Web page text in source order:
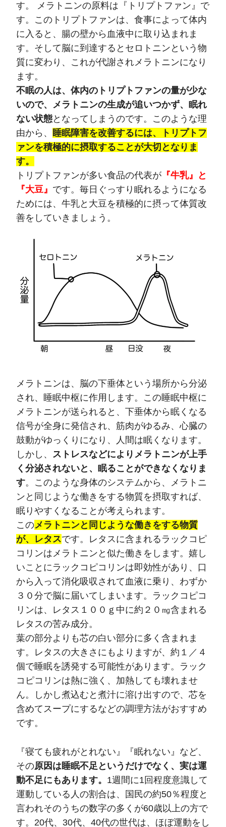
す。 メラトニンの原料は『トリプトファン』で
す。このトリプトファンは、食事によって体内
に入ると、腸の壁から血液中に取り込まれま
す。そして脳に到達するとセロトニンという物
質に変わり、これが代謝されメラトニンになり
ます。
不眠の人は、体内のトリプトファンの量が少な
いので、メラトニンの生成が追いつかず、眠れ
ない状態となってしまうのです。このような理
由から、 睡眠障害を改善するには、トリプトフ
ァンを積極的に摂取することが大切となりま
す。
トリプトファンが多い食品の代表が 『牛乳』と
『大豆』 です。毎日ぐっすり眠れるようになる
ためには、牛乳と大豆を積極的に摂って体質改
善をしていきましょう。
メラトニンは、脳の下垂体という場所から分泌
され、睡眠中枢に作用します。この睡眠中枢に
メラトニンが送られると、下垂体から眠くなる
信号が全身に発信され、筋肉がゆるみ、心臓の
鼓動がゆっくりになり、人間は眠くなります。
しかし、 ストレスなどによりメラトニンが上手
く分泌されないと、眠ることができなくなりま
す。このような身体のシステムから、メラトニ
ンと同じような働きをする物質を摂取すれば、
眠りやすくなることが考えられます。
このメラトニンと同じような働きをする物質
が、レタスです。レタスに含まれるラックコピ
コリンはメラトニンと似た働きをします。嬉し
いことにラックコピコリンは即効性があり、口
から入って消化吸収されて血液に乗り、わずか
３０分で脳に届いてしまいます。ラックコピコ
リンは、レタス１００ｇ中に約２０㎎含まれる
レタスの苦み成分。
葉の部分よりも芯の白い部分に多く含まれま
す。レタスの大きさにもよりますが、約１／４
個で睡眠を誘発する可能性があります。ラック
コピコリンは熱に強く、加熱しても壊れませ
ん。しかし煮込むと煮汁に溶け出すので、芯を
含めてスープにするなどの調理方法がおすすめ
です。
『寝ても疲れがとれない』『眠れない』など、
その原因は睡眠不足というだけでなく、実は運
動不足にもあります。 1週間に1回程度意識して
運動している人の割合は、国民の約50％程度と
言われそのうちの数字の多くが60歳以上の方で
す。20代、30代、40代の世代は、ほぼ運動をし